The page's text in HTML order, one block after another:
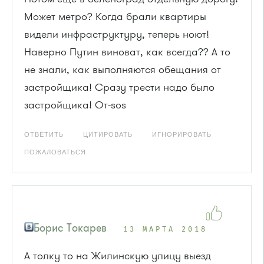
Может метро? Когда брали квартиры
видели инфраструктуру, теперь ноют!
Наверно Путин виноват, как всегда?? А то
не знали, как выполняются обещания от
застройщика! Сразу трести надо было
застройщика! От-sos
ОТВЕТИТЬ ЦИТИРОВАТЬ ИГНОРИРОВАТЬ
ПОЖАЛОВАТЬСЯ
Борис Токарев 13 МАРТА 2018
А толку то на Жилинскую улицу выезд